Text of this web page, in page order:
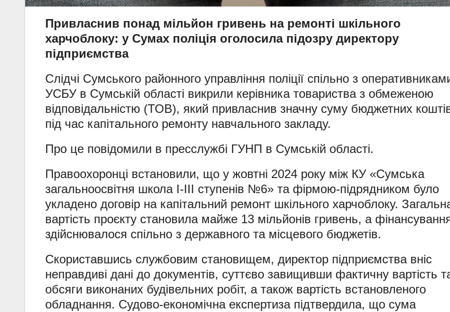
Привласнив понад мільйон гривень на ремонті шкільного
харчоблоку: у Сумах поліція оголосила підозру директору
підприємства
Слідчі Сумського районного управління поліції спільно з
УСБУ в Сумській області викрили керівника товариства з обмеженою
відповідальністю (ТОВ), який привласнив значну суму бюджетних
під час капітального ремонту навчального закладу.
Про це повідомили в пресслужбі ГУНП в Сумській області.
Правоохоронці встановили, що у жовтні 2024 року між КУ «Сумська
загальноосвітня школа І-ІІІ ступенів №6» та фірмою-підрядником було
укладено договір на капітальний ремонт шкільного харчоблоку.
вартість проєкту становила майже 13 мільйонів гривень, а
здійснювалося спільно з державного та місцевого бюджетів.
Скориставшись службовим становищем, директор підприємства вніс
неправдиві дані до документів, суттєво завищивши фактичну вартість
обсяги виконаних будівельних робіт, а також вартість встановленого
обладнання. Судово-економічна експертиза підтвердила, що сума